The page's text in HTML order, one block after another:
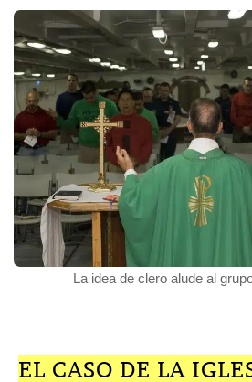
La idea de clero alude al
EL CASO DE LA